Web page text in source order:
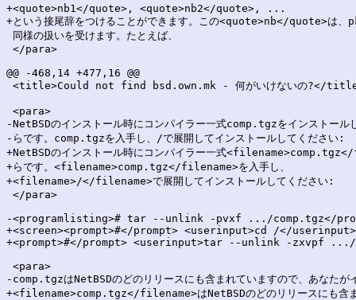
+<quote>nb1</quote>, <quote>nb2</quote>, ...
+という接尾辞をつけることができます。この<quote>nb</quote>は
同様の扱いを受けます。たとえば、
</para>
@@ -468,14 +477,16 @@
<title>Could not find bsd.own.mk - 何がいけないの?</
<para>
-NetBSDのインストール時にコンパイラー一式comp.tgzをインストール
-らです。comp.tgzを入手し、/で展開してインストールしてください:
+NetBSDのインストール時にコンパイラー一式
+らです。<filename>comp.tgz</filename>を入手し、
+<filename>/</filename>で展開してインストールしてください:
</para>
-<programlisting># tar --unlink -pvxf .../comp.tgz</
+<screen><prompt>#</prompt> <userinput>cd /</userinput>
+<prompt>#</prompt> <userinput>tar --unlink -zxvpf .../
<para>
-comp.tgzはNetBSDのどのリリースにも含まれていますので、あなたが
+<filename>comp.tgz</filename>はNetBSDのどのリリースにも含ま